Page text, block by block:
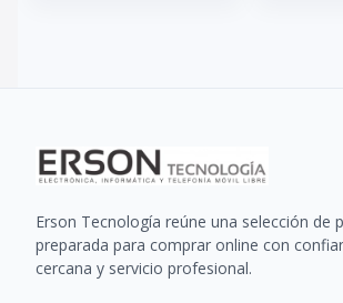
Erson Tecnología reúne una selección de
preparada para comprar online con
cercana y servicio profesional.